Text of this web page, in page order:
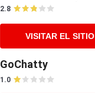
2.8
VISITAR EL SITIO
GoChatty
1.0